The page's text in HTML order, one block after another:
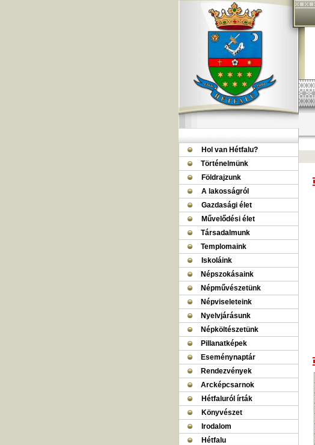
Hol van Hétfalu?
Történelmünk
Földrajzunk
A lakosságról
Gazdasági élet
Művelődési élet
Társadalmunk
Templomaink
Iskoláink
Népszokásaink
Népművészetünk
Népviseleteink
Nyelvjárásunk
Népköltészetünk
Pillanatképek
Eseménynaptár
Rendezvények
Arcképcsarnok
Hétfaluról írták
Könyvészet
Irodalom
Hétfalu